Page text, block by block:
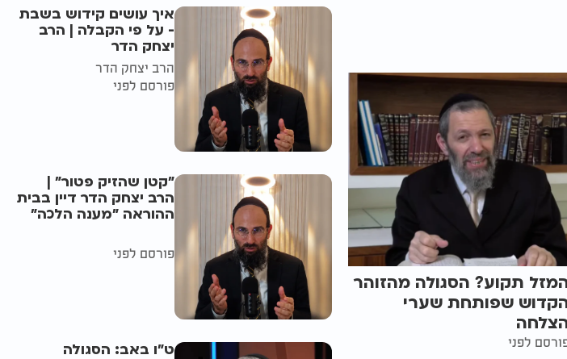
תקוע? הסגולה מהזוהר
שפותחת שערי
לפני
איך עושים קידוש בשבת
- על פי הקבלה | הרב
יצחק הדר
הרב יצחק הדר
פורסם לפני
"קטן שהזיק פטור" |
הרב יצחק הדר דיין בבית
ההוראה "מענה הלכה"
פורסם לפני
ט"ו באב: הסגולה